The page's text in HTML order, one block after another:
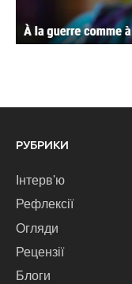
РУБРИКИ
Інтерв'ю
Рефлексії
Огляди
Рецензії
Блоги